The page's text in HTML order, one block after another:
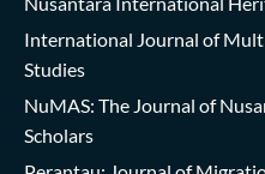
International Journal of
Studies
NuMAS: The Journal of
Scholars